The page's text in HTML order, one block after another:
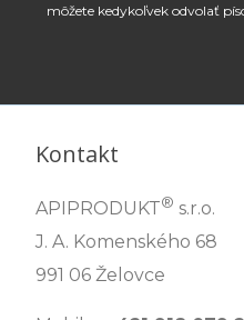
môžete kedykoľvek odvolať
Kontakt
APIPRODUKT® s.r.o.
J. A. Komenského 68
991 06 Želovce